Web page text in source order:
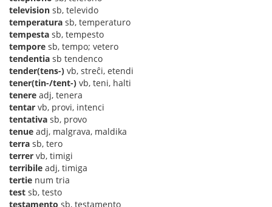
television sb, televido
temperatura sb, temperaturo
tempesta sb, tempesto
tempore sb, tempo; vetero
tendentia sb tendenco
tender(tens-) vb, streĉi, etendi
tener(tin-/tent-) vb, teni, halti
tenere adj, tenera
tentar vb, provi, intenci
tentativa sb, provo
tenue adj, malgrava, maldika
terra sb, tero
terrer vb, timigi
terribile adj, timiga
tertie num tria
test sb, testo
testamento sb, testamento